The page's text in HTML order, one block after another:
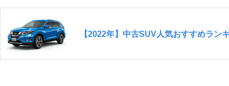
【2022年】中古SUV人気おすすめラン